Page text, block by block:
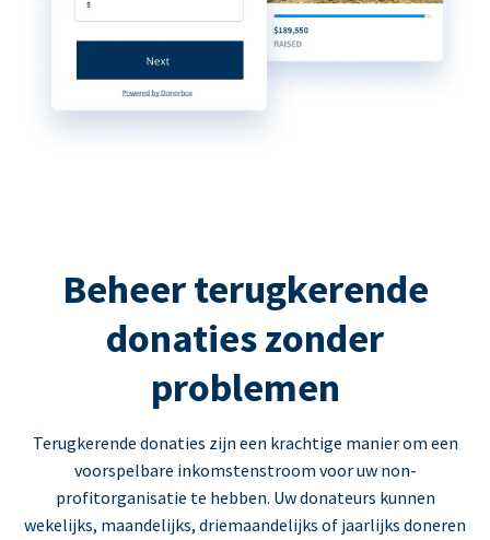
Beheer terugkerende
donaties zonder
problemen
Terugkerende donaties zijn een krachtige manier om een
voorspelbare inkomstenstroom voor uw non-
profitorganisatie te hebben. Uw donateurs kunnen
wekelijks, maandelijks, driemaandelijks of jaarlijks doneren